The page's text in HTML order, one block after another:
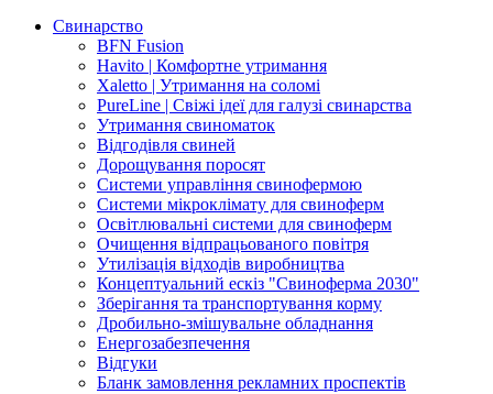
Свинарство
BFN Fusion
Havito | Комфортне утримання
Xaletto | Утримання на соломі
PureLine | Свіжі ідеї для галузі свинарства
Утримання свиноматок
Відгодівля свиней
Дорощування поросят
Системи управління свинофермою
Системи мікроклімату для свиноферм
Освітлювальні системи для свиноферм
Очищення відпрацьованого повітря
Утилізація відходів виробництва
Концептуальний ескіз "Свиноферма 2030"
Зберігання та транспортування корму
Дробильно-змішувальне обладнання
Енергозабезпечення
Відгуки
Бланк замовлення рекламних проспектів